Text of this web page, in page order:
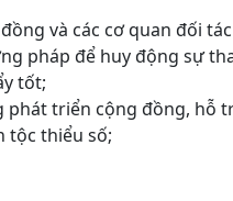
và các cơ quan đối
pháp để huy động sự
tốt;
triển cộng đồng, hỗ
tộc thiểu số;